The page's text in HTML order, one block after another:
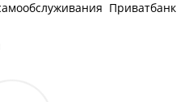
Приватбанк